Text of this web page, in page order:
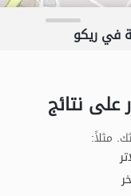
في ریکو
على نتائج
مثلاً: